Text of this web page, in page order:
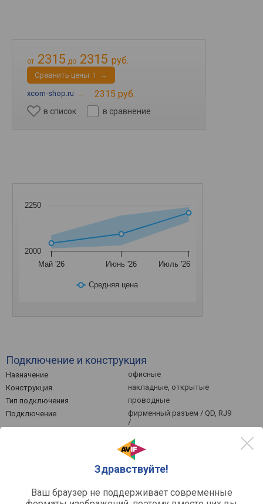
Здравствуйте!
Ваш браузер не поддерживает современные
от 2315 до 2315 руб.
Cравнить цены 1 →
xcom-shop.ru → 2315 руб.
в список в сравнение
Средняя цена
Май '26 Июнь '26 Июль '26
2000
2250
Подключение и конструкция
Назначение
офисные
Конструкция
накладные, открытые
Тип подключения
проводные
Подключение
фирменный разъем / QD, RJ9
/
1 м
спиральный
Характеристики микрофона